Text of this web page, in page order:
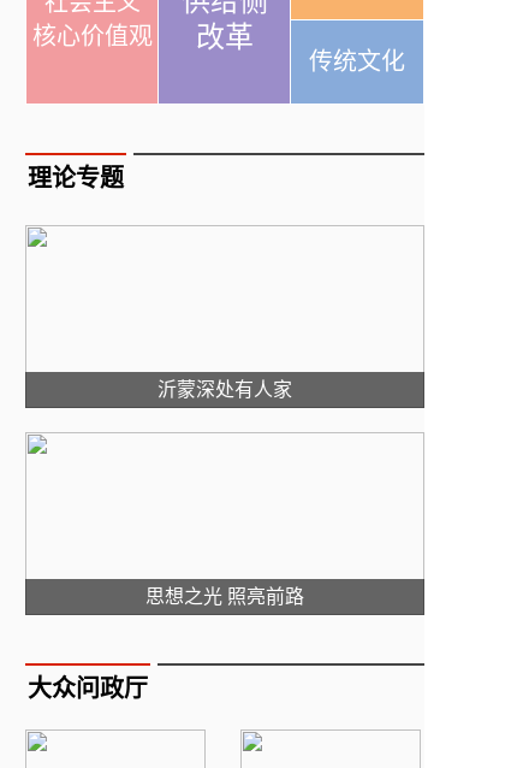
核心价值观
改革
传统文化
理论专题
沂蒙深处有人家
思想之光 照亮前路
大众问政厅